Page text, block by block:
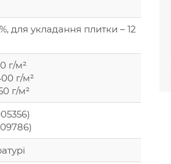
для укладання плитки – 12
г/м²
г/м²
г/м²